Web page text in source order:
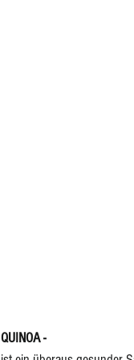
QUINOA -